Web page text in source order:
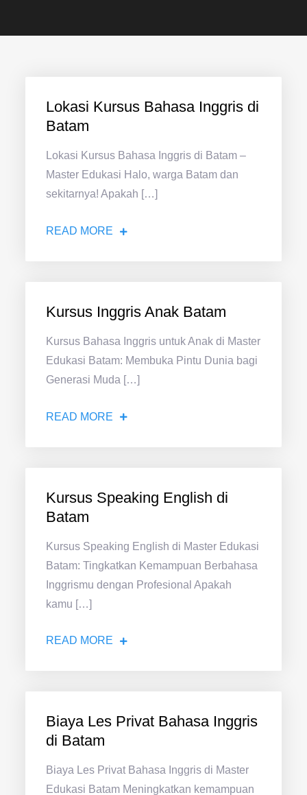
Lokasi Kursus Bahasa Inggris di
Batam
Lokasi Kursus Bahasa Inggris di Batam –
Master Edukasi Halo, warga Batam dan
sekitarnya! Apakah […]
READ MORE
Kursus Inggris Anak Batam
Kursus Bahasa Inggris untuk Anak di Master
Edukasi Batam: Membuka Pintu Dunia bagi
Generasi Muda […]
READ MORE
Kursus Speaking English di
Batam
Kursus Speaking English di Master Edukasi
Batam: Tingkatkan Kemampuan Berbahasa
Inggrismu dengan Profesional Apakah
kamu […]
READ MORE
Biaya Les Privat Bahasa Inggris
di Batam
Biaya Les Privat Bahasa Inggris di Master
Edukasi Batam Meningkatkan kemampuan